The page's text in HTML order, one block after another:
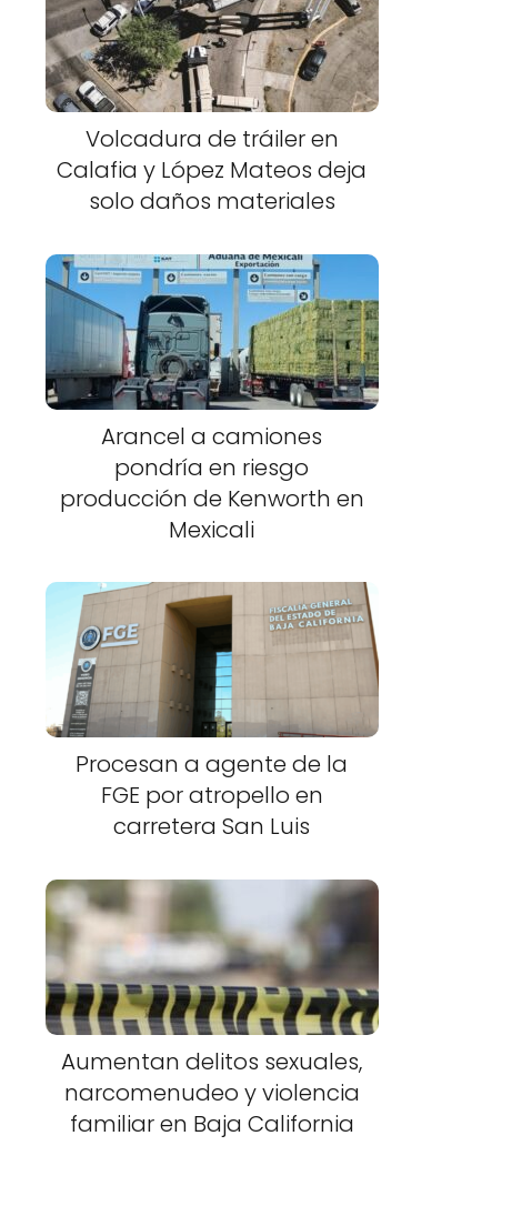
Volcadura de tráiler en
Calafia y López Mateos deja
solo daños materiales
Arancel a camiones
pondría en riesgo
producción de Kenworth en
Mexicali
Procesan a agente de la
FGE por atropello en
carretera San Luis
Aumentan delitos sexuales,
narcomenudeo y violencia
familiar en Baja California